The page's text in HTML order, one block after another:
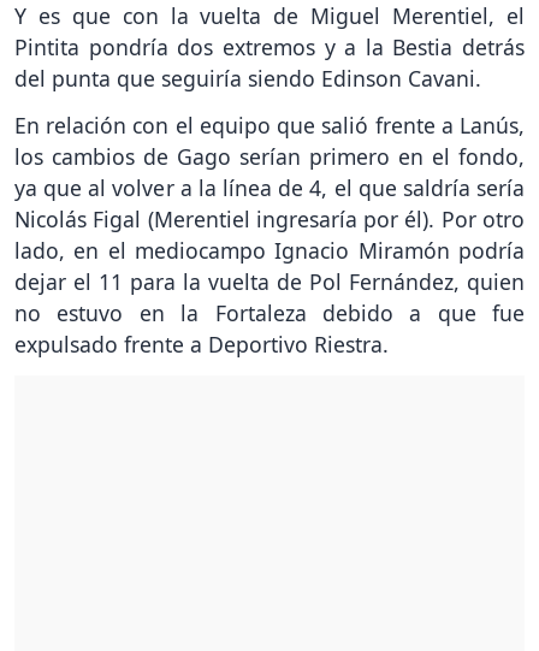
Y es que con la vuelta de Miguel Merentiel, el
Pintita pondría dos extremos y a la Bestia detrás
del punta que seguiría siendo Edinson Cavani.
En relación con el equipo que salió frente a Lanús,
los cambios de Gago serían primero en el fondo,
ya que al volver a la línea de 4, el que saldría sería
Nicolás Figal (Merentiel ingresaría por él). Por otro
lado, en el mediocampo Ignacio Miramón podría
dejar el 11 para la vuelta de Pol Fernández, quien
no estuvo en la Fortaleza debido a que fue
expulsado frente a Deportivo Riestra.